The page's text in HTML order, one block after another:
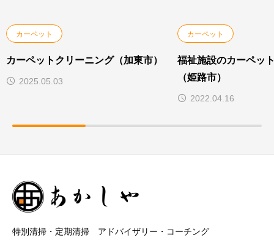
カーペット
カーペットクリーニング（加東市）
2025.05.03
カーペット
福祉施設のカーペッ
（姫路市）
2022.04.16
特別清掃・定期清掃 アドバイザリー・コーチング